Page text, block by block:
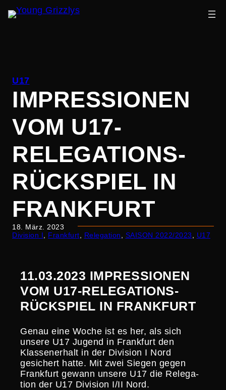
springen
U17
IMPRES­SIONEN
VOM U17-
RELEGA­TIONS-
RÜCKSPIEL IN
FRANKFURT
18. März. 2023
Division I
Frankfurt Relegation SAISON 2022/2023 U17
11.03.2023 IMPRES­SIONEN
VOM U17-RELEGA­TIONS-
RÜCKSPIEL IN FRANKFURT
Genau eine Woche ist es her, als sich
unsere U17 Jugend in Frankfurt den
Klassen­er­halt in der Division I Nord
gesichert hatte. Mit zwei Siegen gegen
Frankfurt gewann unsere U17 die Relega­
tion der U17 Division I/II Nord.